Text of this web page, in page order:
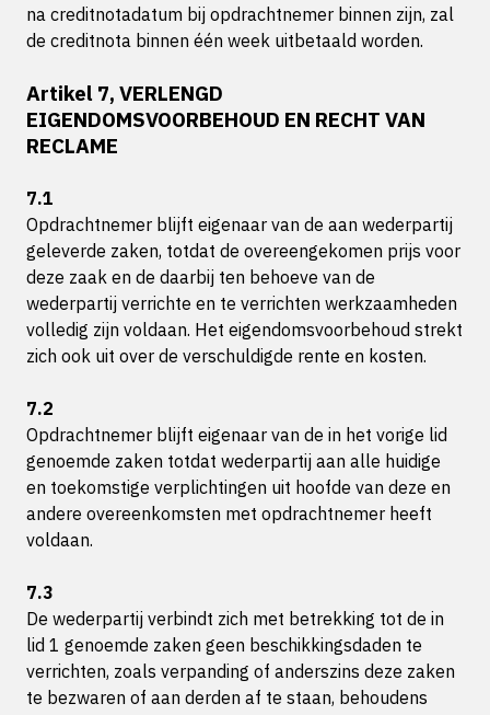
na creditnotadatum bij opdrachtnemer binnen zijn, zal
de creditnota binnen één week uitbetaald worden.
Artikel 7, VERLENGD
EIGENDOMSVOORBEHOUD EN RECHT VAN
RECLAME
7.1
Opdrachtnemer blijft eigenaar van de aan wederpartij
geleverde zaken, totdat de overeengekomen prijs voor
deze zaak en de daarbij ten behoeve van de
wederpartij verrichte en te verrichten werkzaamheden
volledig zijn voldaan. Het eigendomsvoorbehoud strekt
zich ook uit over de verschuldigde rente en kosten.
7.2
Opdrachtnemer blijft eigenaar van de in het vorige lid
genoemde zaken totdat wederpartij aan alle huidige
en toekomstige verplichtingen uit hoofde van deze en
andere overeenkomsten met opdrachtnemer heeft
voldaan.
7.3
De wederpartij verbindt zich met betrekking tot de in
lid 1 genoemde zaken geen beschikkingsdaden te
verrichten, zoals verpanding of anderszins deze zaken
te bezwaren of aan derden af te staan, behoudens